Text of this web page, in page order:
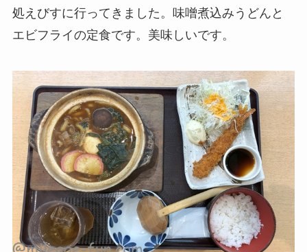
処えびすに行ってきました。味噌煮込みうどんと
エビフライの定食です。美味しいです。